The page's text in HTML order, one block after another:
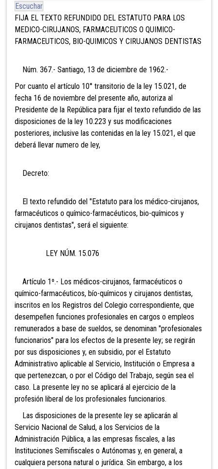
Escuchar
FIJA EL TEXTO REFUNDIDO DEL ESTATUTO PARA LOS
MEDICO-CIRUJANOS, FARMACEUTICOS O QUIMICO-
FARMACEUTICOS, BIO-QUIMICOS Y CIRUJANOS DENTISTAS
Núm. 367.- Santiago, 13 de diciembre de 1962.-
Por cuanto el artículo 10° transitorio de la ley 15.021, de
fecha 16 de noviembre del presente año, autoriza al
Presidente de la República para fijar el texto refundido de las
disposiciones de la ley 10.223 y sus modificaciones
posteriores, inclusive las contenidas en la ley 15.021, el que
deberá llevar numero de ley,
Decreto:
El texto refundido del "Estatuto para los médico-cirujanos,
farmacéuticos o químico-farmacéuticos, bio-químicos y
cirujanos dentistas", será el siguiente:
LEY NÚM. 15.076
Artículo 1º.- Los médicos-cirujanos, farmacéuticos o
químico-farmacéuticos, bío-químicos y cirujanos dentistas,
inscritos en los Registros del Colegio correspondiente, que
desempeñen funciones profesionales en cargos o empleos
remunerados a base de sueldos, se denominan "profesionales
funcionarios" para los efectos de la presente ley; se regirán
por sus disposiciones y, en subsidio, por el Estatuto
Administrativo aplicable al Servicio, Institución o Empresa a
que pertenezcan, o por el Código del Trabajo, según sea el
caso. La presente ley no se aplicará al ejercicio de la
profesión liberal de los profesionales funcionarios.
Las disposiciones de la presente ley se aplicarán al
Servicio Nacional de Salud, a los Servicios de la
Administración Pública, a las empresas fiscales, a las
Instituciones Semifiscales o Autónomas y, en general, a
cualquiera persona natural o jurídica. Sin embargo, a los